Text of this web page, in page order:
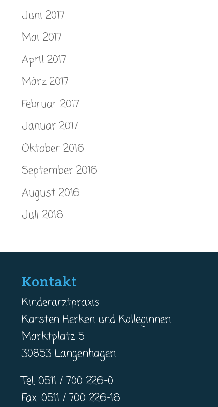
Juni 2017
Mai 2017
April 2017
März 2017
Februar 2017
Januar 2017
Oktober 2016
September 2016
August 2016
Juli 2016
Kontakt
Kinderarztpraxis
Karsten Herken und Kolleginnen
Marktplatz 5
30853 Langenhagen
Tel: 0511 / 700 226-0
Fax: 0511 / 700 226-16